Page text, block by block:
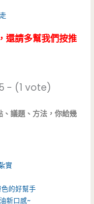
還請多幫我們按推
- (1 vote)
議題、方法，你給幾
實
的好幫手
新口感~